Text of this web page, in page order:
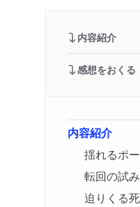
内容紹介
感想をおくる
内容紹介
揺れるポ
転回の試み
迫りくる